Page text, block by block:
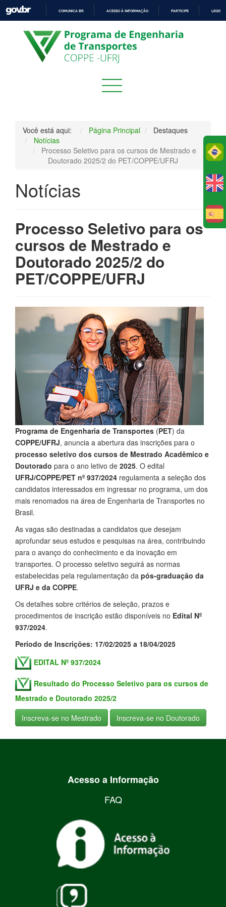
PARA
O
CONTEÚDO
COMUNICA BR ACESSO À INFORMAÇÃO PARTICIPE
Você está aqui: Página Principal
Destaques
Notícias
Processo Seletivo para os cursos de Mestrado e
Doutorado 2025/2 do PET/COPPE/UFRJ
Notícias
Processo Seletivo para os
cursos de Mestrado e
Doutorado 2025/2 do
PET/COPPE/UFRJ
Programa de Engenharia de Transportes (PET) da
COPPE/UFRJ, anuncia a abertura das inscrições para o
processo seletivo dos cursos de Mestrado Acadêmico e
Doutorado para o ano letivo de 2025. O edital
UFRJ/COPPE/PET nº 937/2024 regulamenta a seleção dos
candidatos interessados em ingressar no programa, um dos
mais renomados na área de Engenharia de Transportes no
Brasil.
As vagas são destinadas a candidatos que desejam
aprofundar seus estudos e pesquisas na área, contribuindo
para o avanço do conhecimento e da inovação em
transportes. O processo seletivo seguirá as normas
estabelecidas pela regulamentação da pós-graduação da
UFRJ e da COPPE.
Os detalhes sobre critérios de seleção, prazos e
procedimentos de inscrição estão disponíveis no Edital Nº
937/2024.
Período de Inscrições: 17/02/2025 a 18/04/2025
EDITAL Nº 937/2024
Resultado do Processo Seletivo para os cursos de
Mestrado e Doutorado 2025/2
Inscreva-se no Mestrado
Inscreva-se no Doutorado
Acesso a Informação
FAQ